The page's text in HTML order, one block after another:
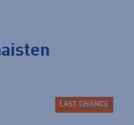
LAST CHANCE